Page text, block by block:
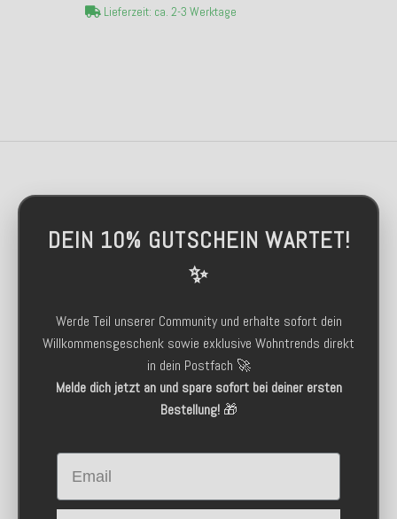
Lieferzeit: ca. 2-3 Werktage
DEIN 10% GUTSCHEIN WARTET!
✨
Werde Teil unserer Community und erhalte sofort dein
Willkommensgeschenk sowie exklusive Wohntrends direkt
in dein Postfach 🚀
Melde dich jetzt an und spare sofort bei deiner ersten
Bestellung!🎁
Email